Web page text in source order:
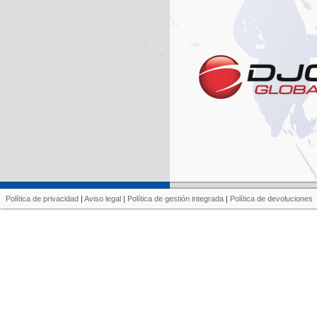
Política de privacidad | Aviso legal | Política de gestión integrada | Política de devoluciones